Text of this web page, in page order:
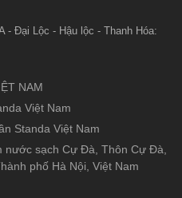
- Đại Lộc - Hậu lộc - Thanh Hóa:
NAM
Việt Nam
Standa Việt Nam
sạch Cự Đà, Thôn Cự Đà,
phố Hà Nội, Việt Nam